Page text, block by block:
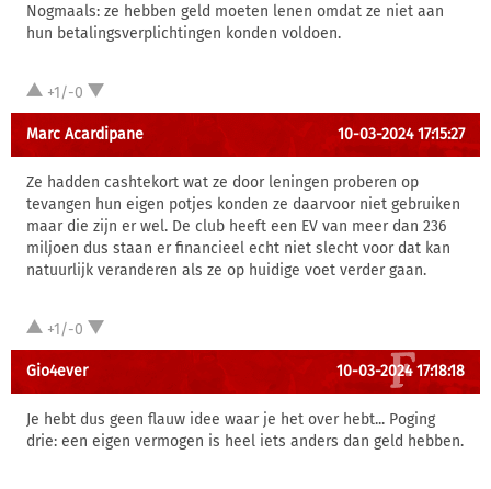
Nogmaals: ze hebben geld moeten lenen omdat ze niet aan
hun betalingsverplichtingen konden voldoen.
+1/-0
Marc Acardipane 10-03-2024 17:15:27
Ze hadden cashtekort wat ze door leningen proberen op
tevangen hun eigen potjes konden ze daarvoor niet gebruiken
maar die zijn er wel. De club heeft een EV van meer dan 236
miljoen dus staan er financieel echt niet slecht voor dat kan
natuurlijk veranderen als ze op huidige voet verder gaan.
+1/-0
Gio4ever 10-03-2024 17:18:18
Je hebt dus geen flauw idee waar je het over hebt... Poging
drie: een eigen vermogen is heel iets anders dan geld hebben.